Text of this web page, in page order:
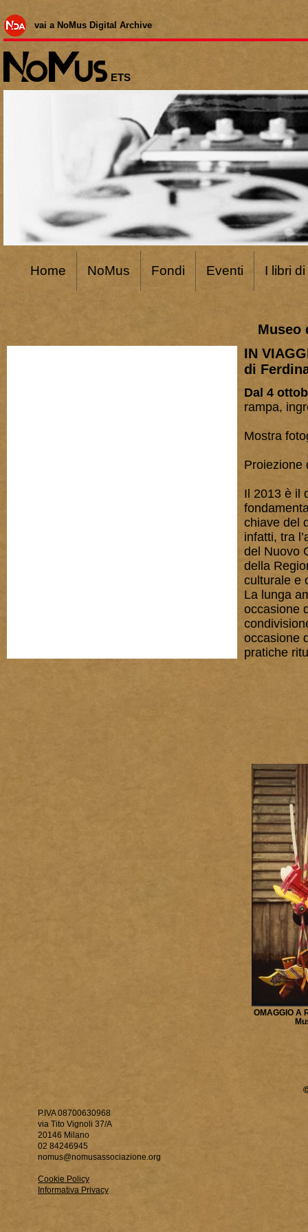
Home NoMus Fondi Eventi I libri
vai a NoMus Digital Archive
ETS
Museo
IN
di
Dal 4
rampa,
Mostra
Proiezione
Il 2013 è il
chiave del
infatti, tra
del Nuovo
della
culturale e
La lunga
occasione
occasione
pratiche
OMAGGIO A
P.IVA 08700630968
via Tito Vignoli 37/A
20146 Milano
02 84246945
nomus@nomusassociazione.org
Cookie Policy
Informativa Privacy